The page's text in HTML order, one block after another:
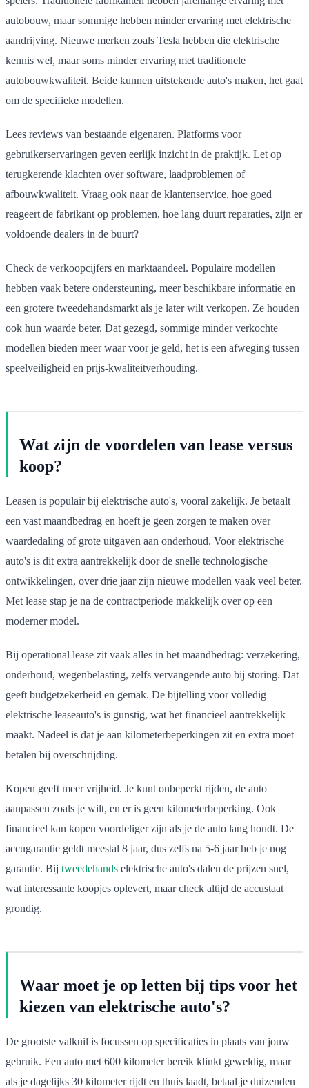
autobouw, maar sommige hebben minder ervaring met elektrische
aandrijving. Nieuwe merken zoals Tesla hebben die elektrische
kennis wel, maar soms minder ervaring met traditionele
autobouwkwaliteit. Beide kunnen uitstekende auto's maken, het gaat
om de specifieke modellen.
Lees reviews van bestaande eigenaren. Platforms voor
gebruikerservaringen geven eerlijk inzicht in de praktijk. Let op
terugkerende klachten over software, laadproblemen of
afbouwkwaliteit. Vraag ook naar de klantenservice, hoe goed
reageert de fabrikant op problemen, hoe lang duurt reparaties, zijn er
voldoende dealers in de buurt?
Check de verkoopcijfers en marktaandeel. Populaire modellen
hebben vaak betere ondersteuning, meer beschikbare informatie en
een grotere tweedehandsmarkt als je later wilt verkopen. Ze houden
ook hun waarde beter. Dat gezegd, sommige minder verkochte
modellen bieden meer waar voor je geld, het is een afweging tussen
speelveiligheid en prijs-kwaliteitverhouding.
Wat zijn de voordelen van lease versus
koop?
Leasen is populair bij elektrische auto's, vooral zakelijk. Je betaalt
een vast maandbedrag en hoeft je geen zorgen te maken over
waardedaling of grote uitgaven aan onderhoud. Voor elektrische
auto's is dit extra aantrekkelijk door de snelle technologische
ontwikkelingen, over drie jaar zijn nieuwe modellen vaak veel beter.
Met lease stap je na de contractperiode makkelijk over op een
moderner model.
Bij operational lease zit vaak alles in het maandbedrag: verzekering,
onderhoud, wegenbelasting, zelfs vervangende auto bij storing. Dat
geeft budgetzekerheid en gemak. De bijtelling voor volledig
elektrische leaseauto's is gunstig, wat het financieel aantrekkelijk
maakt. Nadeel is dat je aan kilometerbeperkingen zit en extra moet
betalen bij overschrijding.
Kopen geeft meer vrijheid. Je kunt onbeperkt rijden, de auto
aanpassen zoals je wilt, en er is geen kilometerbeperking. Ook
financieel kan kopen voordeliger zijn als je de auto lang houdt. De
accugarantie geldt meestal 8 jaar, dus zelfs na 5-6 jaar heb je nog
garantie. Bij tweedehands elektrische auto's dalen de prijzen snel,
wat interessante koopjes oplevert, maar check altijd de accustaat
grondig.
Waar moet je op letten bij tips voor het
kiezen van elektrische auto's?
De grootste valkuil is focussen op specificaties in plaats van jouw
gebruik. Een auto met 600 kilometer bereik klinkt geweldig, maar
als je dagelijks 30 kilometer rijdt en thuis laadt, betaal je duizenden